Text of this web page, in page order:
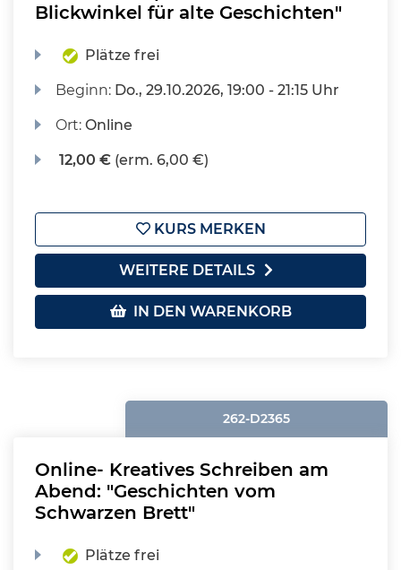
Blickwinkel für alte Geschichten"
Plätze frei
Beginn: Do., 29.10.2026, 19:00 - 21:15 Uhr
Ort:Online
12,00 € (erm. 6,00 €)
KURS MERKEN
WEITERE DETAILS
IN DEN WARENKORB
262-D2365
Online- Kreatives Schreiben am
Abend: "Geschichten vom
Schwarzen Brett"
Plätze frei